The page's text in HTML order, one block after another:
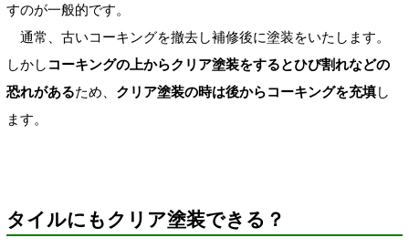
すのが一般的です。
通常、古いコーキングを撤去し補修後に塗装をいたします。
しかし コーキングの上からクリア塗装をするとひび割れなどの
恐れがあるため、 クリア塗装の時は後からコーキングを充填し
ます。
タイルにもクリア塗装できる？